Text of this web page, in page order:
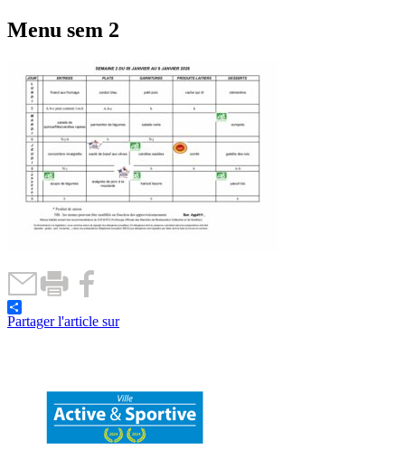
Menu sem 2
Partager l'article sur